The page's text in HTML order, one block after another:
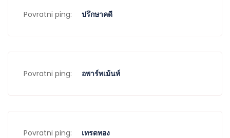
Povratni ping: ปรึกษาคดี
Povratni ping: อพาร์ทเม้นท์
Povratni ping: เทรดทอง